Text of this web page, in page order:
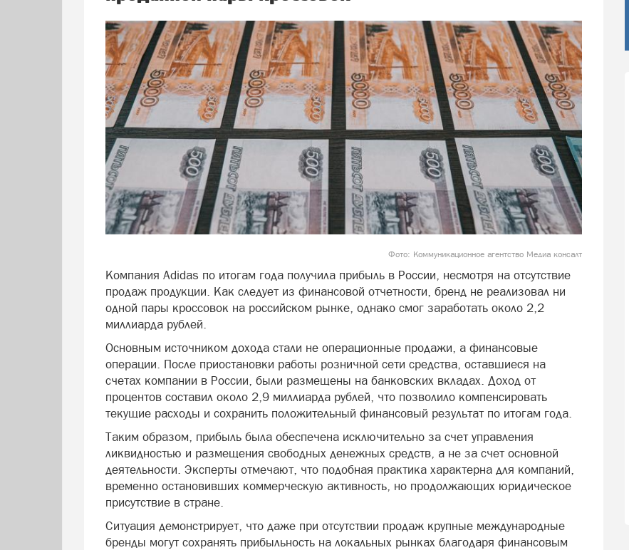
Фото: Коммуникационное агентство Медиа консалт
Компания Adidas по итогам года получила прибыль в России, несмотря на отсутствие
продаж продукции. Как следует из финансовой отчетности, бренд не реализовал ни
одной пары кроссовок на российском рынке, однако смог заработать около 2,2
миллиарда рублей.
Основным источником дохода стали не операционные продажи, а финансовые
операции. После приостановки работы розничной сети средства, оставшиеся на
счетах компании в России, были размещены на банковских вкладах. Доход от
процентов составил около 2,9 миллиарда рублей, что позволило компенсировать
текущие расходы и сохранить положительный финансовый результат по итогам года.
Таким образом, прибыль была обеспечена исключительно за счет управления
ликвидностью и размещения свободных денежных средств, а не за счет основной
деятельности. Эксперты отмечают, что подобная практика характерна для компаний,
временно остановивших коммерческую активность, но продолжающих юридическое
присутствие в стране.
Ситуация демонстрирует, что даже при отсутствии продаж крупные международные
бренды могут сохранять прибыльность на локальных рынках благодаря финансовым